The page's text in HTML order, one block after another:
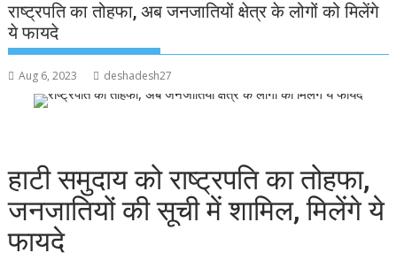
राष्ट्रपति का तोहफा, अब जनजातियों क्षेत्र के लोगों को मिलेंगे
ये फायदे
Aug 6, 2023 deshadesh27
हाटी समुदाय को राष्ट्रपति का तोहफा,
जनजातियों की सूची में शामिल, मिलेंगे ये
फायदे